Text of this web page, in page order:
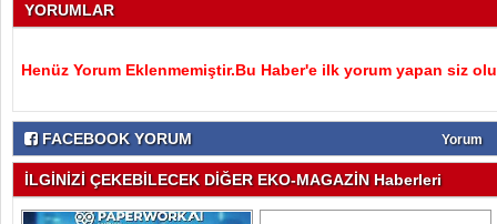
YORUMLAR
Henüz Yorum Eklenmemiştir.Bu Haber'e ilk yorum yapan siz
FACEBOOK YORUM Yorum
İLGİNİZİ ÇEKEBİLECEK DİĞER EKO-MAGAZİN Haberleri